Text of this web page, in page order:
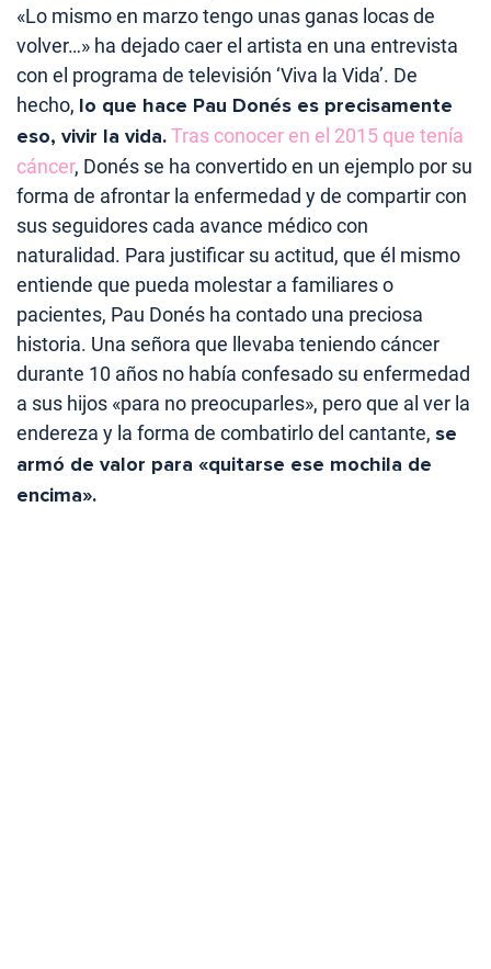
«Lo mismo en marzo tengo unas ganas locas de
volver…» ha dejado caer el artista en una entrevista
con el programa de televisión ‘Viva la Vida’. De
hecho, lo que hace Pau Donés es precisamente
eso, vivir la vida.Tras conocer en el 2015 que tenía
cáncer, Donés se ha convertido en un ejemplo por su
forma de afrontar la enfermedad y de compartir con
sus seguidores cada avance médico con
naturalidad. Para justificar su actitud, que él mismo
entiende que pueda molestar a familiares o
pacientes, Pau Donés ha contado una preciosa
historia. Una señora que llevaba teniendo cáncer
durante 10 años no había confesado su enfermedad
a sus hijos «para no preocuparles», pero que al ver la
endereza y la forma de combatirlo del cantante, se
armó de valor para «quitarse ese mochila de
encima».